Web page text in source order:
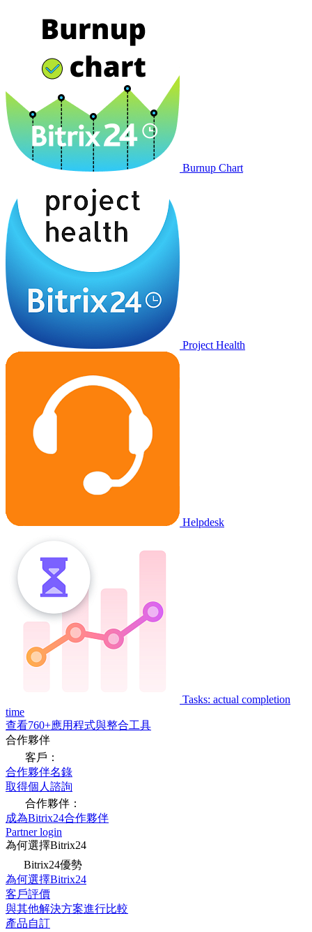
Burnup Chart
Project Health
Helpdesk
Tasks: actual completion
time
查看760+應用程式與整合工具
合作夥伴
客戶：
合作夥伴名錄
取得個人諮詢
合作夥伴：
成為Bitrix24合作夥伴
Partner login
為何選擇Bitrix24
Bitrix24優勢
為何選擇Bitrix24
客戶評價
與其他解決方案進行比較
產品自訂